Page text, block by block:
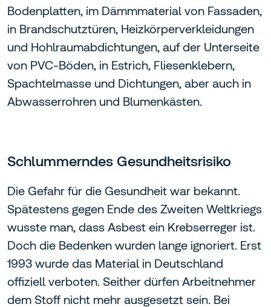
Bodenplatten, im Dämmmaterial von Fassaden,
in Brandschutztüren, Heizkörperverkleidungen
und Hohlraumabdichtungen, auf der Unterseite
von PVC-Böden, in Estrich, Fliesenklebern,
Spachtelmasse und Dichtungen, aber auch in
Abwasserrohren und Blumenkästen.
Schlummerndes Gesundheitsrisiko
Die Gefahr für die Gesundheit war bekannt.
Spätestens gegen Ende des Zweiten Weltkriegs
wusste man, dass Asbest ein Krebserreger ist.
Doch die Bedenken wurden lange ignoriert. Erst
1993 wurde das Material in Deutschland
offiziell verboten. Seither dürfen Arbeitnehmer
dem Stoff nicht mehr ausgesetzt sein. Bei